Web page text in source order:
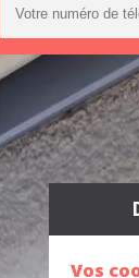
Vos